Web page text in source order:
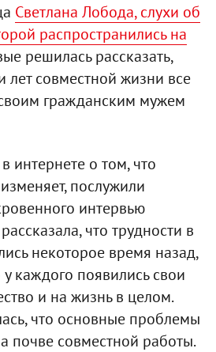
Светлана Лобода, слухи об
распространились на
решилась рассказать,
лет совместной жизни все
гражданским мужем
интернете о том, что
послужили
интервью
что трудности в
некоторое время назад,
каждого появились свои
и на жизнь в целом.
что основные проблемы
почве совместной работы.